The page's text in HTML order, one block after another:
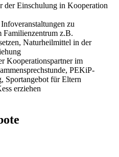
der Einschulung in Kooperation
zu
Familienzentrum z.B.
Naturheilmittel in der
Kooperationspartner im
PEKiP-
Sportangebot für Eltern
erziehen